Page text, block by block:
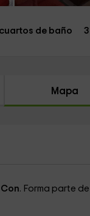
de baño
Mapa
. Forma parte de